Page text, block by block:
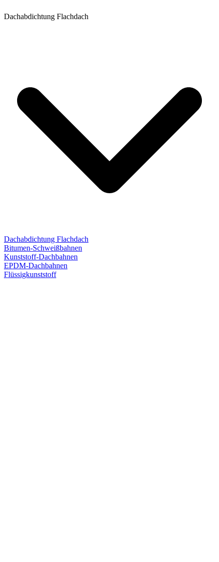
Dachabdichtung Flachdach
Dachabdichtung Flachdach
Bitumen-Schweißbahnen
Kunststoff-Dachbahnen
EPDM-Dachbahnen
Flüssigkunststoff